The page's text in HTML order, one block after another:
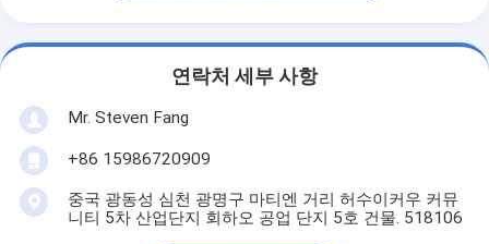
연락처 세부 사항
Mr. Steven Fang
+86 15986720909
중국 광동성 심천 광명구 마티엔 거리 허수이커우 커뮤
니티 5차 산업단지 회하오 공업 단지 5호 건물. 518106